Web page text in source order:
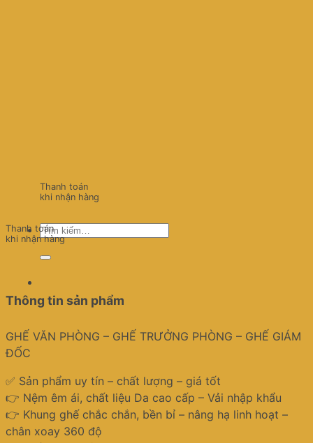
Thanh toán
khi nhận hàng
Tìm
kiếm:
Thanh toán
khi nhận hàng
Thông tin sản phẩm
GHẾ VĂN PHÒNG – GHẾ TRƯỞNG PHÒNG – GHẾ GIÁM
ĐỐC
✅ Sản phẩm uy tín – chất lượng – giá tốt
👉 Nệm êm ái, chất liệu Da cao cấp – Vải nhập khẩu
👉 Khung ghế chắc chắn, bền bỉ – nâng hạ linh hoạt –
chân xoay 360 độ